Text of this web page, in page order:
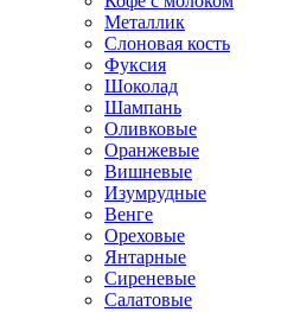
Металлик
Слоновая кость
Фуксия
Шоколад
Шампань
Оливковые
Оранжевые
Вишневые
Изумрудные
Венге
Ореховые
Янтарные
Сиреневые
Салатовые